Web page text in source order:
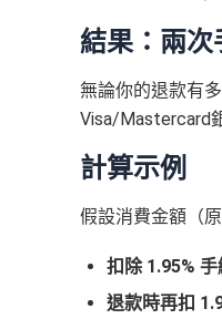
結果：兩次
無論你的退款有
Visa/Mastercard
計算示例
假設消費金額（
扣除 1.95% 手
退款時再扣